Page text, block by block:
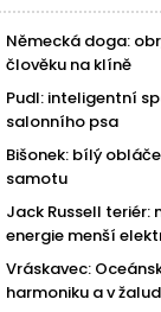
Německá doga:
člověku na klíně
Pudl: inteligentní
salonního psa
Bišonek: bílý
samotu
Jack Russell teriér:
energie menší
Vráskavec:
harmoniku a v